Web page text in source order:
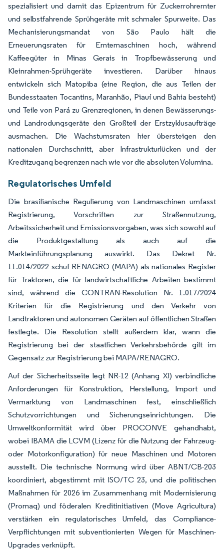
spezialisiert und damit das Epizentrum für Zuckerrohrernter
und selbstfahrende Sprühgeräte mit schmaler Spurweite. Das
Mechanisierungsmandat von São Paulo hält die
Erneuerungsraten für Erntemaschinen hoch, während
Kaffeegüter in Minas Gerais in Tropfbewässerung und
Kleinrahmen-Sprühgeräte investieren. Darüber hinaus
entwickeln sich Matopiba (eine Region, die aus Teilen der
Bundesstaaten Tocantins, Maranhão, Piauí und Bahia besteht)
und Teile von Pará zu Grenzregionen, in denen Bewässerungs-
und Landrodungsgeräte den Großteil der Erstzyklusaufträge
ausmachen. Die Wachstumsraten hier übersteigen den
nationalen Durchschnitt, aber Infrastrukturlücken und der
Kreditzugang begrenzen nach wie vor die absoluten Volumina.
Regulatorisches Umfeld
Die brasilianische Regulierung von Landmaschinen umfasst
Registrierung, Vorschriften zur Straßennutzung,
Arbeitssicherheit und Emissionsvorgaben, was sich sowohl auf
die Produktgestaltung als auch auf die
Markteinführungsplanung auswirkt. Das Dekret Nr.
11.014/2022 schuf RENAGRO (MAPA) als nationales Register
für Traktoren, die für landwirtschaftliche Arbeiten bestimmt
sind, während die CONTRAN-Resolution Nr. 1.017/2024
Kriterien für die Registrierung und den Verkehr von
Landtraktoren und autonomen Geräten auf öffentlichen Straßen
festlegte. Die Resolution stellt außerdem klar, wann die
Registrierung bei der staatlichen Verkehrsbehörde gilt im
Gegensatz zur Registrierung bei MAPA/RENAGRO.
Auf der Sicherheitsseite legt NR-12 (Anhang XI) verbindliche
Anforderungen für Konstruktion, Herstellung, Import und
Vermarktung von Landmaschinen fest, einschließlich
Schutzvorrichtungen und Sicherungseinrichtungen. Die
Umweltkonformität wird über PROCONVE gehandhabt,
wobei IBAMA die LCVM (Lizenz für die Nutzung der Fahrzeug-
oder Motorkonfiguration) für neue Maschinen und Motoren
ausstellt. Die technische Normung wird über ABNT/CB-203
koordiniert, abgestimmt mit ISO/TC 23, und die politischen
Maßnahmen für 2026 im Zusammenhang mit Modernisierung
(Promaq) und föderalen Kreditinitiativen (Move Agricultura)
verstärken ein regulatorisches Umfeld, das Compliance-
Verpflichtungen mit subventionierten Wegen für Maschinen-
Upgrades verknüpft.